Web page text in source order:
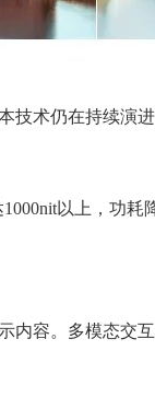
技术仍在持续演
以上，功
内容。多模态交